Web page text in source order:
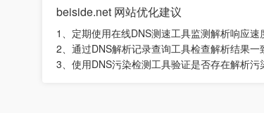
beiside.net 网站优化建议
1、定期使用在线DNS测速工具监测解析响应
2、通过DNS解析记录查询工具检查解析结果一
3、使用DNS污染检测工具验证是否存在解析污